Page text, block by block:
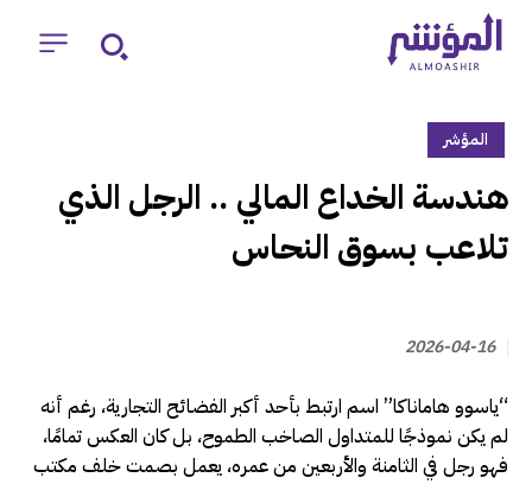
المؤشر
‏هندسة الخداع المالي .. الرجل الذي
تلاعب بسوق النحاس
2026-04-16
“ياسوو هاماناكا” اسم ارتبط بأحد أكبر الفضائح التجارية، رغم أنه
لم يكن نموذجًا للمتداول الصاخب الطموح، بل كان العكس تمامًا،
فهو رجل في الثامنة والأربعين من عمره، يعمل بصمت خلف مكتب